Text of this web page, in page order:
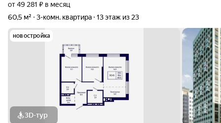
от 49 281 ₽ в месяц
60,5 м²
3-комн. квартира 13 этаж из 23
новостройка
3D-тур